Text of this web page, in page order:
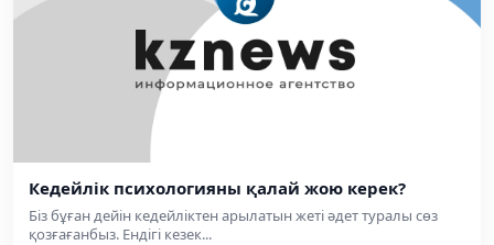
Кедейлік психологияны қалай жою керек?
Біз бұған дейін кедейліктен арылатын жеті әдет туралы сөз
қозғағанбыз. Ендігі кезек...